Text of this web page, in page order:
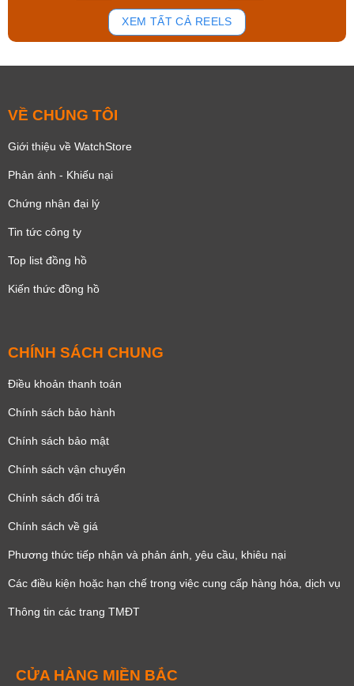
150
XEM TẤT CẢ REELS
VỀ CHÚNG TÔI
Giới thiệu về WatchStore
Phản ánh - Khiếu nại
Chứng nhận đại lý
Tin tức công ty
Top list đồng hồ
Kiến thức đồng hồ
CHÍNH SÁCH CHUNG
Điều khoản thanh toán
Chính sách bảo hành
Chính sách bảo mật
Chính sách vận chuyển
Chính sách đổi trả
Chính sách về giá
Phương thức tiếp nhận và phản ánh, yêu cầu, khiêu nại
Các điều kiện hoặc hạn chế trong việc cung cấp hàng hóa, dịch vụ
Thông tin các trang TMĐT
CỬA HÀNG MIỀN BẮC